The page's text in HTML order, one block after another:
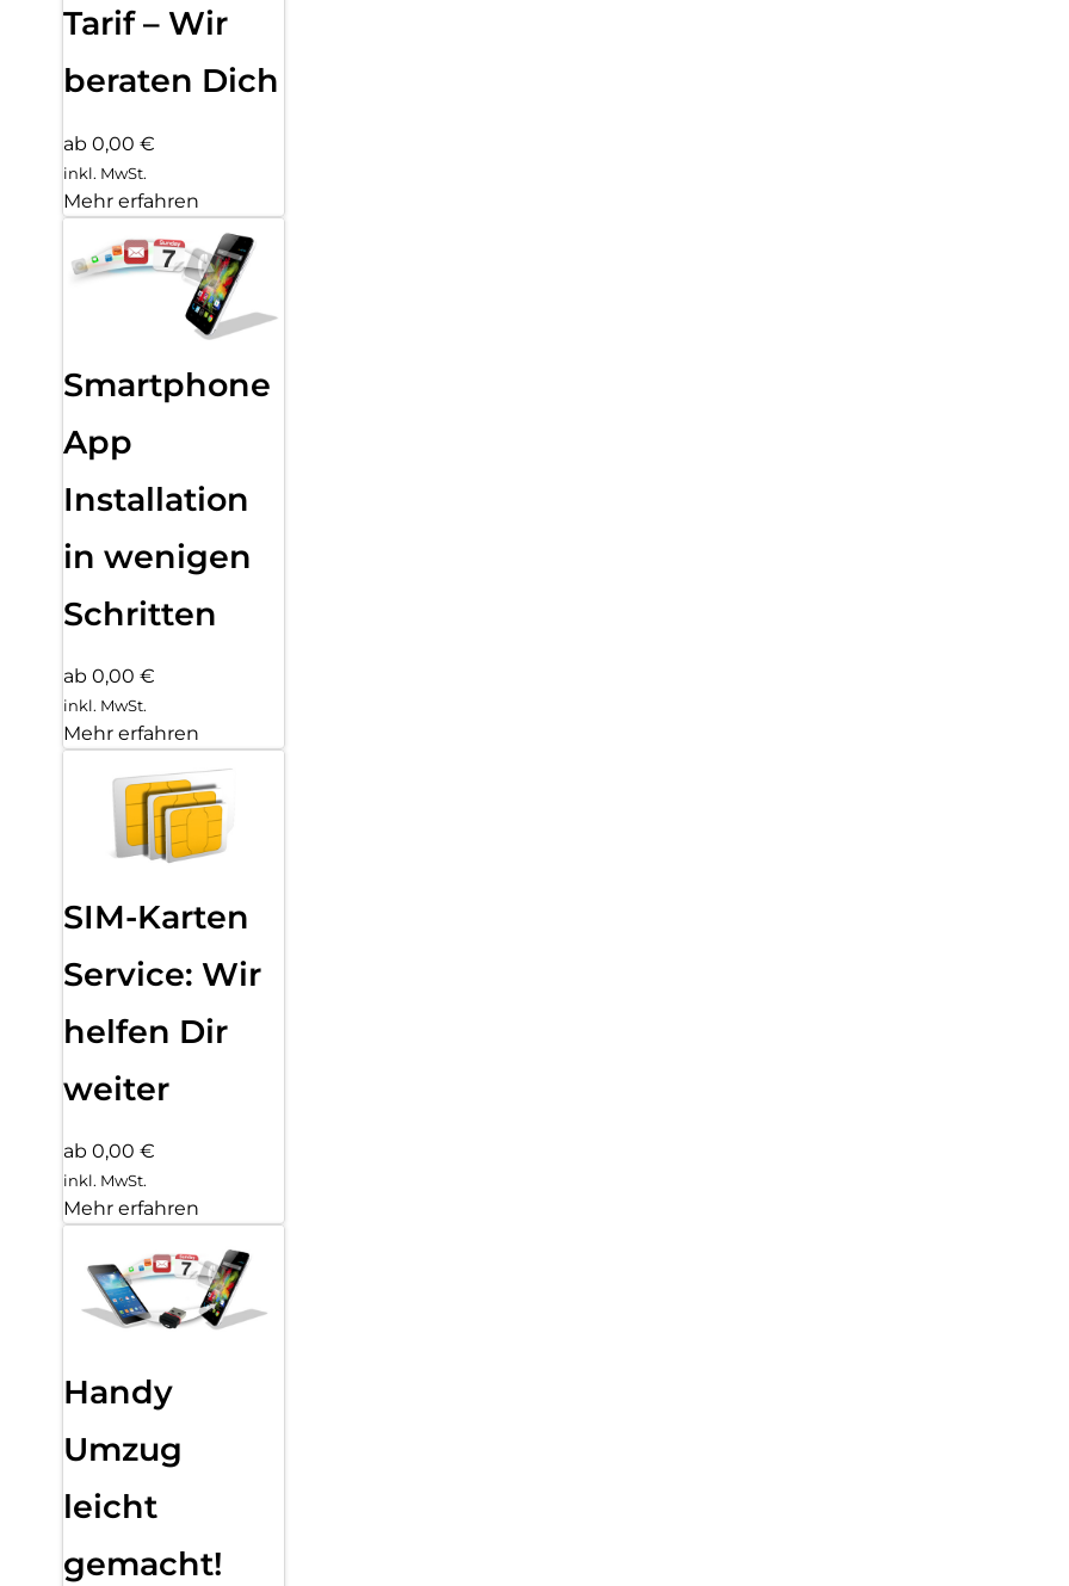
Tarif – Wir
beraten Dich
ab 0,00 €
inkl. MwSt.
Mehr erfahren
Smartphone
App
Installation
in wenigen
Schritten
ab 0,00 €
inkl. MwSt.
Mehr erfahren
SIM-Karten
Service: Wir
helfen Dir
weiter
ab 0,00 €
inkl. MwSt.
Mehr erfahren
Handy
Umzug
leicht
gemacht!